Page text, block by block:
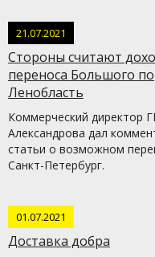
21.07.2021
Стороны считают
переноса Большого
Ленобласть
Коммерческий директор
Александрова дал
статьи о возможном
Санкт-Петербург.
01.07.2021
Доставка добра